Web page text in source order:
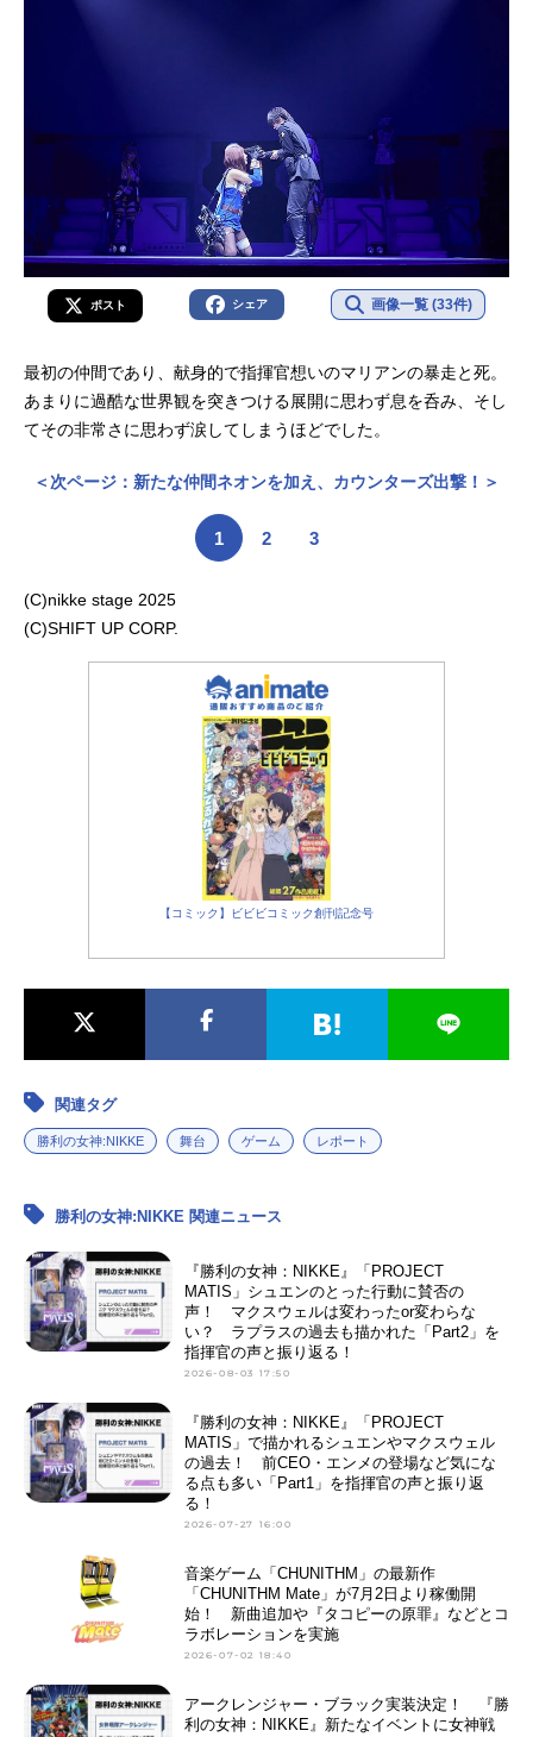
ポスト シェア 画像一覧 (33件)
最初の仲間であり、献身的で指揮官想いのマリアンの暴走と死。
あまりに過酷な世界観を突きつける展開に思わず息を呑み、そし
てその非常さに思わず涙してしまうほどでした。
＜次ページ：新たな仲間ネオンを加え、カウンターズ出撃！＞
1 2 3
(C)nikke stage 2025
(C)SHIFT UP CORP.
【コミック】ビビビコミック創刊記念号
関連タグ
勝利の女神:NIKKE 舞台 ゲーム レポート
勝利の女神:NIKKE 関連ニュース
『勝利の女神：NIKKE』「PROJECT
MATIS」シュエンのとった行動に賛否の
声！ マクスウェルは変わったor変わらな
い？ ラプラスの過去も描かれた「Part2」を
指揮官の声と振り返る！
2026-08-03 17:50
『勝利の女神：NIKKE』「PROJECT
MATIS」で描かれるシュエンやマクスウェル
の過去！ 前CEO・エンメの登場など気にな
る点も多い「Part1」を指揮官の声と振り返
る！
2026-07-27 16:00
音楽ゲーム「CHUNITHM」の最新作
「CHUNITHM Mate」が7月2日より稼働開
始！ 新曲追加や『タコピーの原罪』などとコ
ラボレーションを実施
2026-07-02 18:40
アークレンジャー・ブラック実装決定！ 『勝
利の女神：NIKKE』新たなイベントに女神戦